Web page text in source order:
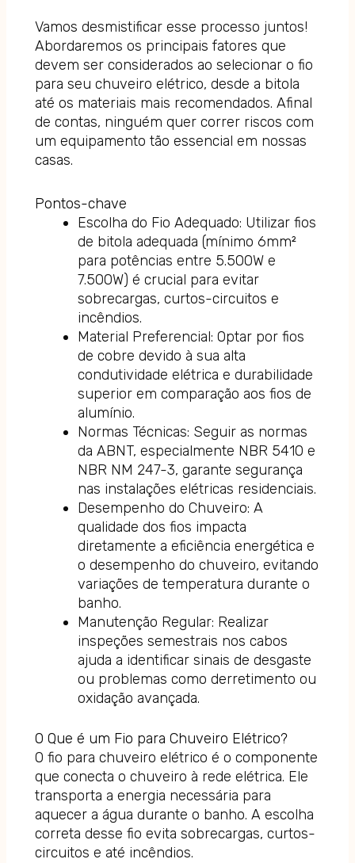
Vamos desmistificar esse processo juntos!
Abordaremos os principais fatores que
devem ser considerados ao selecionar o fio
para seu chuveiro elétrico, desde a bitola
até os materiais mais recomendados. Afinal
de contas, ninguém quer correr riscos com
um equipamento tão essencial em nossas
casas.
Pontos-chave
Escolha do Fio Adequado: Utilizar fios
de bitola adequada (mínimo 6mm²
para potências entre 5.500W e
7.500W) é crucial para evitar
sobrecargas, curtos-circuitos e
incêndios.
Material Preferencial: Optar por fios
de cobre devido à sua alta
condutividade elétrica e durabilidade
superior em comparação aos fios de
alumínio.
Normas Técnicas: Seguir as normas
da ABNT, especialmente NBR 5410 e
NBR NM 247-3, garante segurança
nas instalações elétricas residenciais.
Desempenho do Chuveiro: A
qualidade dos fios impacta
diretamente a eficiência energética e
o desempenho do chuveiro, evitando
variações de temperatura durante o
banho.
Manutenção Regular: Realizar
inspeções semestrais nos cabos
ajuda a identificar sinais de desgaste
ou problemas como derretimento ou
oxidação avançada.
O Que é um Fio para Chuveiro Elétrico?
O fio para chuveiro elétrico é o componente
que conecta o chuveiro à rede elétrica. Ele
transporta a energia necessária para
aquecer a água durante o banho. A escolha
correta desse fio evita sobrecargas, curtos-
circuitos e até incêndios.